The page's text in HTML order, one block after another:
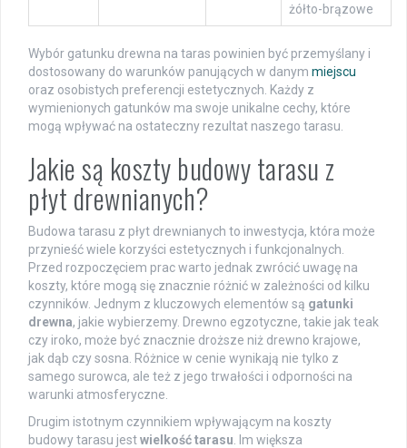
żółto-brązowe
Wybór gatunku drewna na taras powinien być przemyślany i
dostosowany do warunków panujących w danym miejscu
oraz osobistych preferencji estetycznych. Każdy z
wymienionych gatunków ma swoje unikalne cechy, które
mogą wpływać na ostateczny rezultat naszego tarasu.
Jakie są koszty budowy tarasu z
płyt drewnianych?
Budowa tarasu z płyt drewnianych to inwestycja, która może
przynieść wiele korzyści estetycznych i funkcjonalnych.
Przed rozpoczęciem prac warto jednak zwrócić uwagę na
koszty, które mogą się znacznie różnić w zależności od kilku
czynników. Jednym z kluczowych elementów są gatunki
drewna, jakie wybierzemy. Drewno egzotyczne, takie jak teak
czy iroko, może być znacznie droższe niż drewno krajowe,
jak dąb czy sosna. Różnice w cenie wynikają nie tylko z
samego surowca, ale też z jego trwałości i odporności na
warunki atmosferyczne.
Drugim istotnym czynnikiem wpływającym na koszty
budowy tarasu jestwielkość tarasu . Im większa